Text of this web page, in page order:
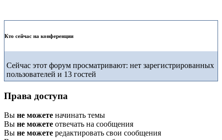
Кто сейчас на конференции
Сейчас этот форум просматривают: нет зарегистрированных
пользователей и 13 гостей
Права доступа
Вы не можете начинать темы
Вы не можете отвечать на сообщения
Вы не можете редактировать свои сообщения